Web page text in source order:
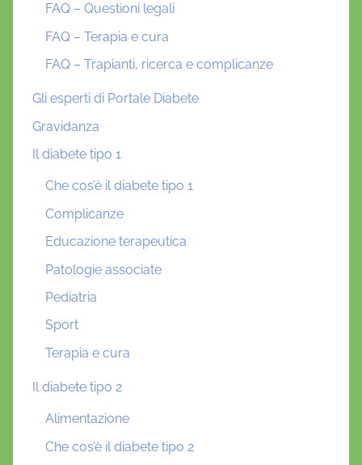
FAQ – Questioni legali
FAQ – Terapia e cura
FAQ – Trapianti, ricerca e complicanze
Gli esperti di Portale Diabete
Gravidanza
Il diabete tipo 1
Che cos’è il diabete tipo 1
Complicanze
Educazione terapeutica
Patologie associate
Pediatria
Sport
Terapia e cura
Il diabete tipo 2
Alimentazione
Che cos’è il diabete tipo 2